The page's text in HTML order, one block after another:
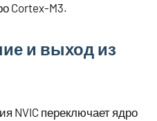
Cortex-M3.
и выход из
NVIC переключает ядро